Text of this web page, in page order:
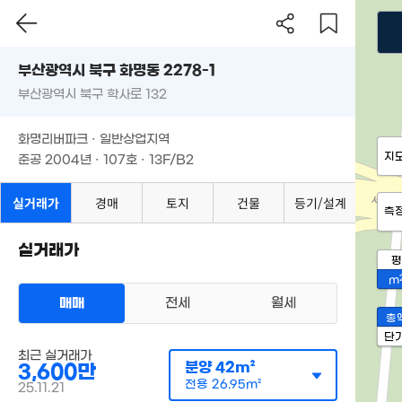
지
측
평
m
총
단
부산광역시 북구 화명동 2278-1
부산광역시 북구 학사로 132
화명리버파크 · 일반상업지역
준공 2004년 · 107호 · 13F/B2
실거래가 경매 토지 건물 등기/설계
실거래가
매매 전세 월세
최근 실거래가
3,600만
25.11.21
분양42m²
전용 26.95m²